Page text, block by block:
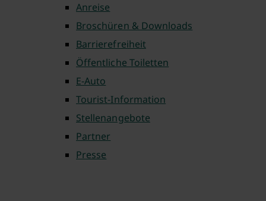
Anreise
Broschüren & Downloads
Barrierefreiheit
Öffentliche Toiletten
E-Auto
Tourist-Information
Stellenangebote
Partner
Presse